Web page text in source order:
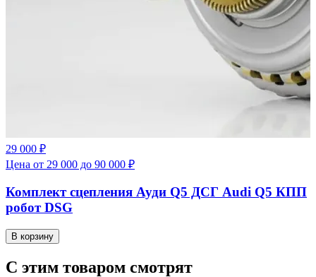
29 000 ₽
Цена от 29 000 до 90 000 ₽
Комплект сцепления Ауди Q5 ДСГ Audi Q5 КПП
робот DSG
В корзину
С этим товаром смотрят